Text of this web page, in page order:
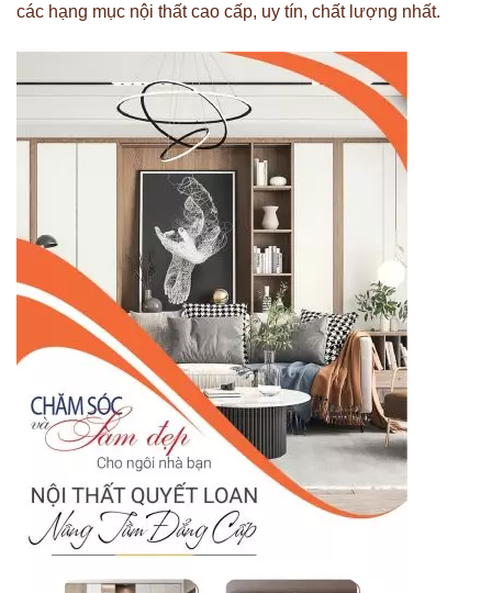
các hạng mục nội thất cao cấp, uy tín, chất lượng nhất.